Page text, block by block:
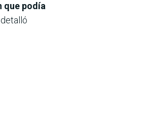
que podía